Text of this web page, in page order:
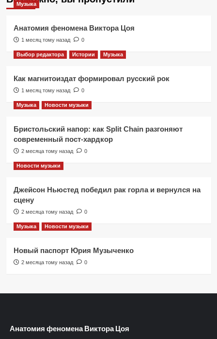
Музыка
Анатомия феномена Виктора Цоя
1 месяц тому назад 0
Выбор редактора Истории Музыка
Как магнитоиздат формировал русский рок
1 месяц тому назад 0
Музыка Новости музыки
Бристольский напор: как Split Chain разгоняют
современный пост-хардкор
2 месяца тому назад 0
Новости музыки
Джейсон Ньюстед победил рак горла и вернулся на
сцену
2 месяца тому назад 0
Музыка Новости музыки
Новый паспорт Юрия Музыченко
2 месяца тому назад 0
Анатомия феномена Виктора Цоя